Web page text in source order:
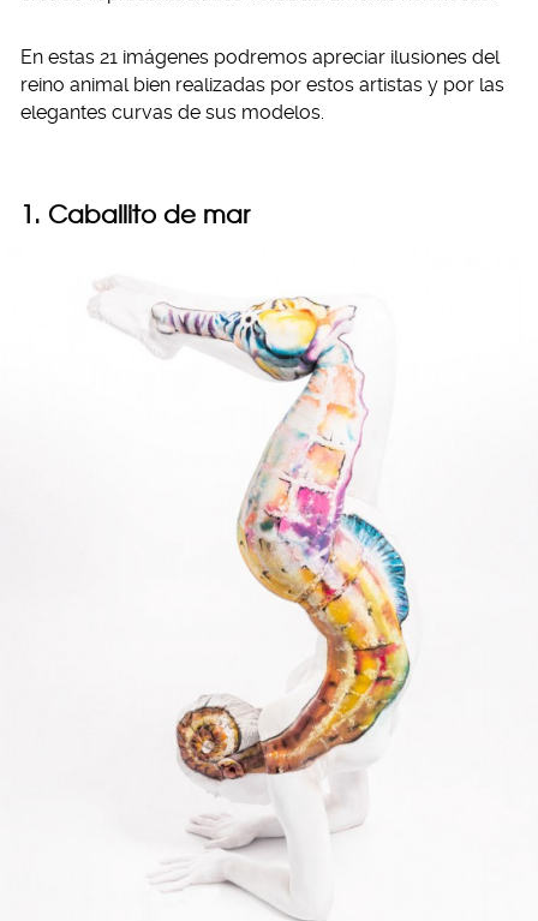
En estas 21 imágenes podremos apreciar ilusiones del
reino animal bien realizadas por estos artistas y por las
elegantes curvas de sus modelos.
1. Caballito de mar